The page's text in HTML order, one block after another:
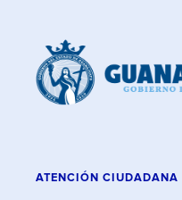
ATENCIÓN CIUDADANA